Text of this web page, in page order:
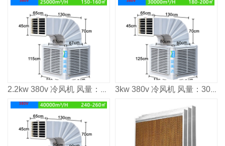
2.2kw 380v 冷风机 风量：2500³/h 适用面积：160㎡ 3kw 380v 冷风机 风量：3000³/h 适用面积：2000㎡